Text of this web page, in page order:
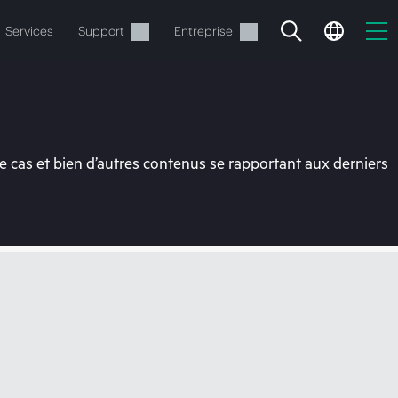
Services Support Entreprise
et bien d’autres contenus se rapportant aux derniers